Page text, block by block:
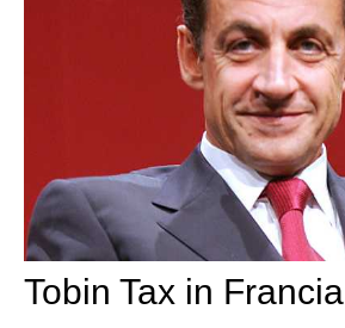
Tobin Tax in Francia